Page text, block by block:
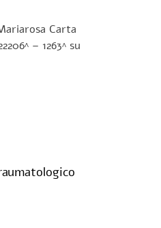
Carta
– 1263^ su